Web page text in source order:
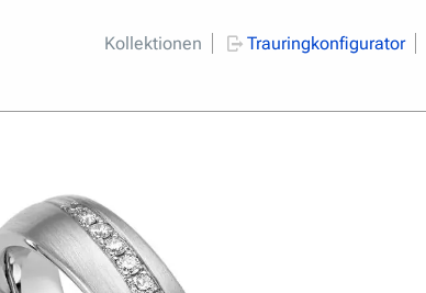
Kollektionen Trauringkonfigurator